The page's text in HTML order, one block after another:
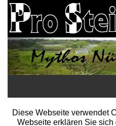
Startseite
Diese Webseite verwendet
Webseite erklären Sie